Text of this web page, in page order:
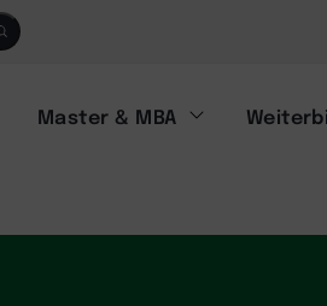
Master & MBA